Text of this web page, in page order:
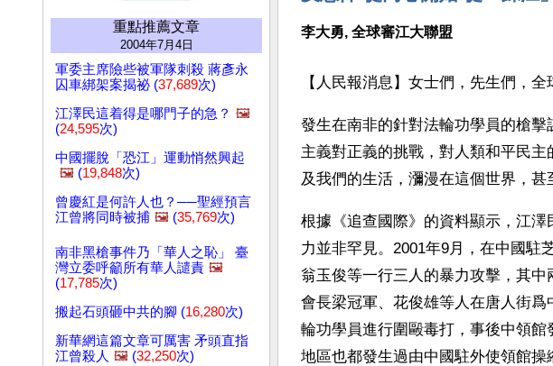
重點推薦文章
2004年7月4日
軍委主席險些被軍隊刺殺 蔣彥永
囚車綁架案揭祕 (37,689次)
江澤民這着得是哪門子的急？ 🖼️
(24,595次)
中國擺脫「恐江」運動悄然興起
🖼️ (19,848次)
曾慶紅是何許人也？──聖經預言
江曾將同時被捕 🖼️ (35,769次)
南非黑槍事件乃「華人之恥」 臺
灣立委呼籲所有華人譴責 🖼️
(17,785次)
搬起石頭砸中共的腳 (16,280次)
新華網這篇文章可厲害 矛頭直指
江曾殺人 🖼️ (32,250次)
李大勇, 全球審江大聯盟
【人民報消息】女士們，先生們，
發生在南非的針對法輪功學員的槍
主義對正義的挑戰，對人類和平民
及我們的生活，瀰漫在這個世界，甚
根據《追查國際》的資料顯示，江
力並非罕見。2001年9月，在中國駐
翁玉俊等一行三人的暴力攻擊，其
會長梁冠軍、花俊雄等人在唐人街
輪功學員進行圍毆毒打，事後中領
地區也都發生過由中國駐外使領館操